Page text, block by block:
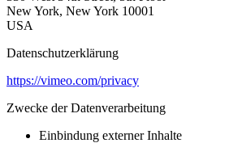
New York, New York 10001
USA
Datenschutzerklärung
https://vimeo.com/privacy
Zwecke der Datenverarbeitung
Einbindung externer Inhalte